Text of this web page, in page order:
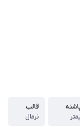
قالب
نرمال